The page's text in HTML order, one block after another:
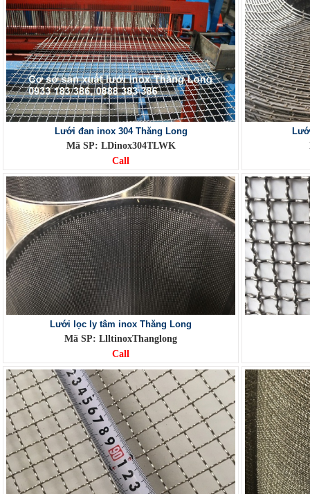
Lưới đan inox 304 Thăng Long
Mã SP: LDinox304TLWK
Call
Lưới lọc ly tâm inox Thăng Long
Mã SP: LlltinoxThanglong
Call